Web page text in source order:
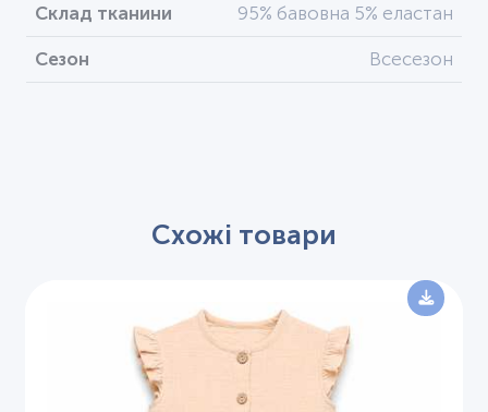
Склад тканини 95% бавовна 5% еластан
Сезон Всесезон
Схожі товари